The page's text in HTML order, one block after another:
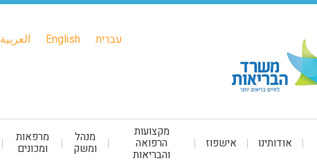
עברית English العربية
אודותינו אישפוז
מקצועות
הרפואה
והבריאות
מנהל
ומשק
מרפאות
ומכונים